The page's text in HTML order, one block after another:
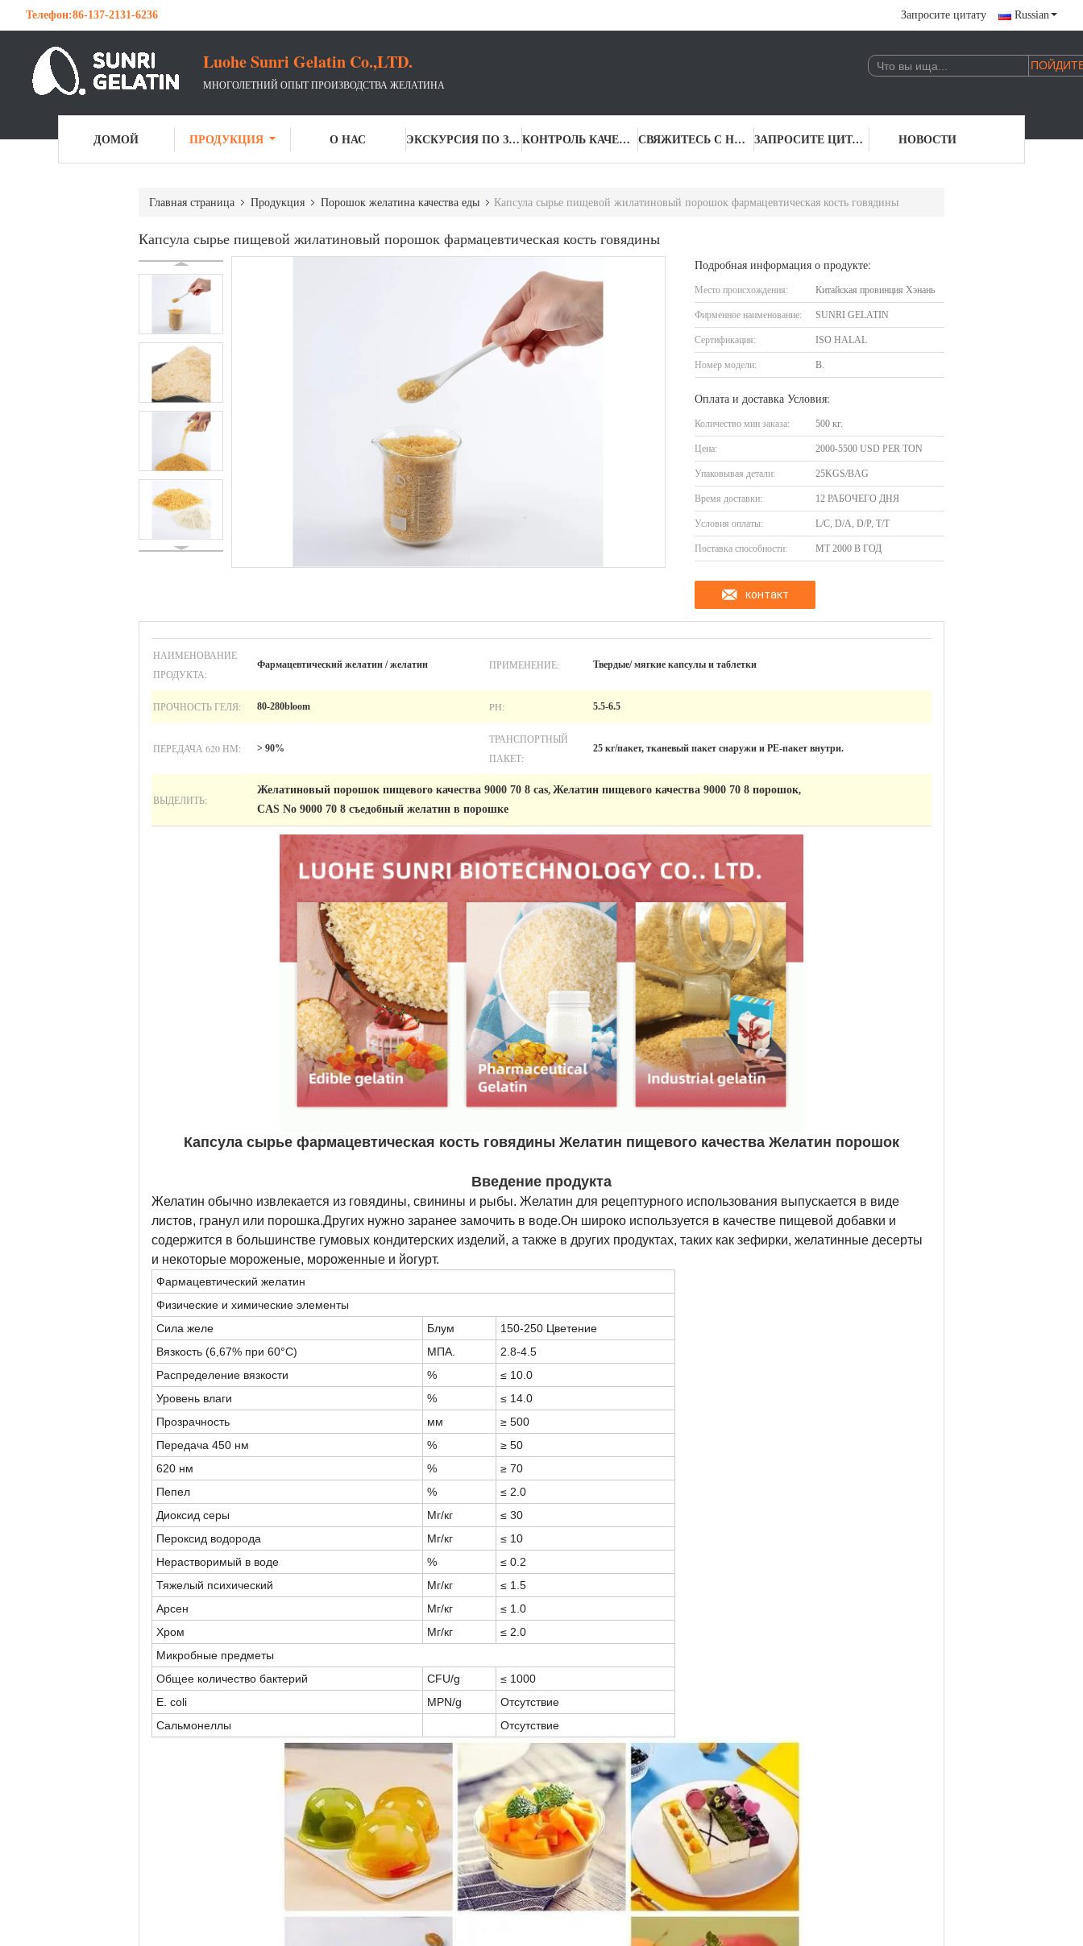
Телефон:86-137-2131-6236 Запросите цитату Russian
Luohe Sunri Gelatin Co.,LTD.
МНОГОЛЕТНИЙ ОПЫТ ПРОИЗВОДСТВА ЖЕЛАТИНА
ДОМОЙ ПРОДУКЦИЯ О НАС ЭКСКУРСИЯ ПО ЗАВОДУ КОНТРОЛЬ КАЧЕСТВА СВЯЖИТЕСЬ С НАМИ ЗАПРОСИТЕ ЦИТАТУ НОВОСТИ
Главная страница Продукция Порошок желатина качества еды Капсула сырье пищевой жилатиновый порошок фармацевтическая кость говядины
Капсула сырье пищевой жилатиновый порошок фармацевтическая кость говядины
Подробная информация о продукте:
Место происхождения: Китайская провинция Хэнань
Фирменное наименование: SUNRI GELATIN
Сертификация: ISO HALAL
Номер модели: В.
Оплата и доставка Условия:
Количество мин заказа: 500 кг.
Цена: 2000-5500 USD PER TON
Упаковывая детали: 25KGS/BAG
Время доставки: 12 РАБОЧЕГО ДНЯ
Условия оплаты: L/C, D/A, D/P, T/T
Поставка способности: MT 2000 В ГОД
контакт
НАИМЕНОВАНИЕ
ПРОДУКТА:
Фармацевтический желатин / желатин ПРИМЕНЕНИЕ: Твердые/ мягкие капсулы и таблетки
ПРОЧНОСТЬ ГЕЛЯ: 80-280bloom PH: 5.5-6.5
ПЕРЕДАЧА 620 НМ: > 90%
ТРАНСПОРТНЫЙ
ПАКЕТ:
25 кг/пакет, тканевый пакет снаружи и PE-пакет внутри.
ВЫДЕЛИТЬ:
Желатиновый порошок пищевого качества 9000 70 8 cas, Желатин пищевого качества 9000 70 8 порошок,
CAS No 9000 70 8 съедобный желатин в порошке
Капсула сырье фармацевтическая кость говядины Желатин пищевого качества Желатин порошок
Введение продукта
Желатин обычно извлекается из говядины, свинины и рыбы. Желатин для рецептурного использования выпускается в виде
листов, гранул или порошка.Других нужно заранее замочить в воде.Он широко используется в качестве пищевой добавки и
содержится в большинстве гумовых кондитерских изделий, а также в других продуктах, таких как зефирки, желатинные десерты
и некоторые мороженые, мороженные и йогурт.
Фармацевтический желатин
Физические и химические элементы
Сила желе
Блум
150-250 Цветение
Вязкость (6,67% при 60°С)
МПА.
2.8-4.5
Распределение вязкости
%
≤ 10.0
Уровень влаги
%
≤ 14.0
Прозрачность
мм
≥ 500
Передача 450 нм
%
≥ 50
620 нм
%
≥ 70
Пепел
%
≤ 2.0
Диоксид серы
Мг/кг
≤ 30
Пероксид водорода
Мг/кг
≤ 10
Нерастворимый в воде
%
≤ 0.2
Тяжелый психический
Мг/кг
≤ 1.5
Арсен
Мг/кг
≤ 1.0
Хром
Мг/кг
≤ 2.0
Микробные предметы
Общее количество бактерий
CFU/g
≤ 1000
E. coli
MPN/g
Отсутствие
Сальмонеллы
Отсутствие